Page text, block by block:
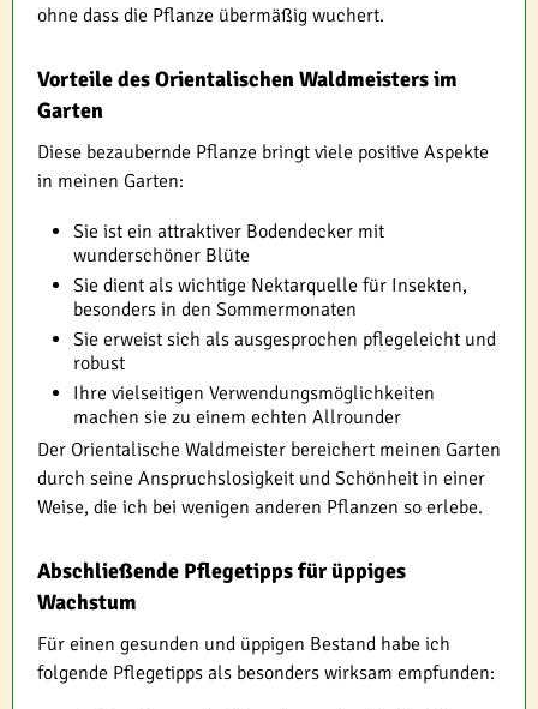
ohne dass die Pflanze übermäßig wuchert.
Vorteile des Orientalischen Waldmeisters im
Garten
Diese bezaubernde Pflanze bringt viele positive Aspekte
in meinen Garten:
Sie ist ein attraktiver Bodendecker mit
wunderschöner Blüte
Sie dient als wichtige Nektarquelle für Insekten,
besonders in den Sommermonaten
Sie erweist sich als ausgesprochen pflegeleicht und
robust
Ihre vielseitigen Verwendungsmöglichkeiten
machen sie zu einem echten Allrounder
Der Orientalische Waldmeister bereichert meinen Garten
durch seine Anspruchslosigkeit und Schönheit in einer
Weise, die ich bei wenigen anderen Pflanzen so erlebe.
Abschließende Pflegetipps für üppiges
Wachstum
Für einen gesunden und üppigen Bestand habe ich
folgende Pflegetipps als besonders wirksam empfunden: